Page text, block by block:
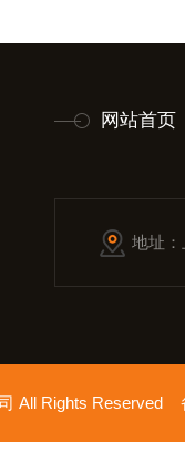
网站首页
地址
All Rights Reserved